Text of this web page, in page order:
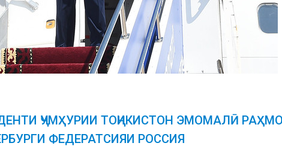
ҶУМҲУРИИ ТОҶИКИСТОН ЭМОМАЛӢ
ФЕДЕРАТСИЯИ РОССИЯ